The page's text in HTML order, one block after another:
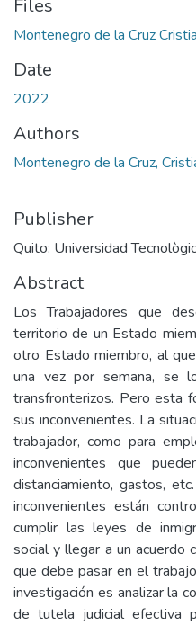
Files
Montenegro de la Cruz
Date
2022
Authors
Montenegro de la Cruz,
Publisher
Quito: Universidad
Abstract
Los Trabajadores que
territorio de un Estado
otro Estado miembro, al
una vez por semana, se
transfronterizos. Pero esta
sus inconvenientes. La
trabajador, como para
inconvenientes que
distanciamiento, gastos,
inconvenientes están
cumplir las leyes de
social y llegar a un acuerdo
que debe pasar en el
investigación es analizar la
de tutela judicial efectiva